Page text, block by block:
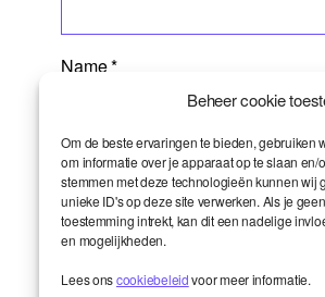
Beheer cookie
Om de beste ervaringen te bieden, gebruiken
om informatie over je apparaat op te slaan en/
stemmen met deze technologieën kunnen wij
unieke ID's op deze site verwerken. Als je
toestemming intrekt, kan dit een nadelige
en mogelijkheden.
Lees onscookiebeleidvoor meer informatie.
Name*
Email*
Website